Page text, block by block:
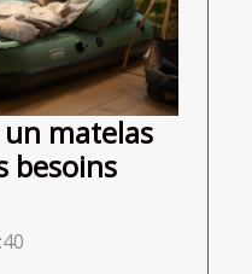
matelas
besoins